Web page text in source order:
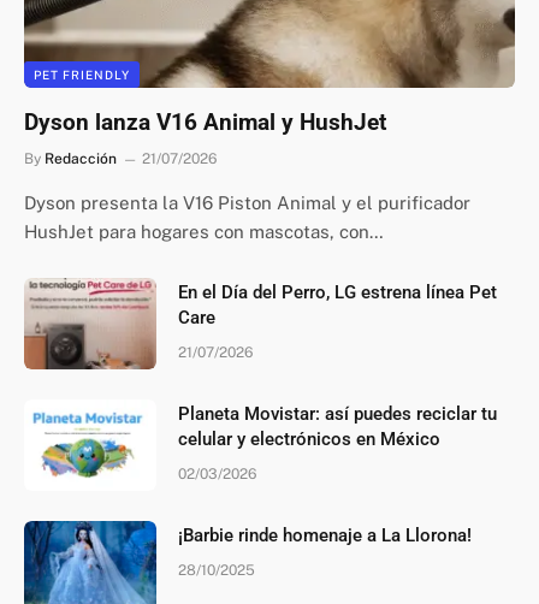
PET FRIENDLY
Dyson lanza V16 Animal y HushJet
By Redacción 21/07/2026
Dyson presenta la V16 Piston Animal y el purificador
HushJet para hogares con mascotas, con…
En el Día del Perro, LG estrena línea Pet
Care
21/07/2026
Planeta Movistar: así puedes reciclar tu
celular y electrónicos en México
02/03/2026
¡Barbie rinde homenaje a La Llorona!
28/10/2025